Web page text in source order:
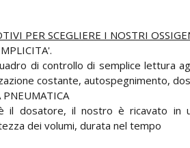
PER SCEGLIERE I NOSTRI
di controllo di semplice lettura
costante, autospegnimento,
PNEUMATICA
il dosatore, il nostro è ricavato in
dei volumi, durata nel tempo